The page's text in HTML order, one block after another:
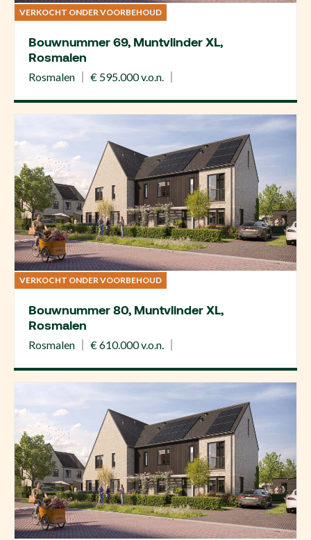
VERKOCHT ONDER VOORBEHOUD
Bouwnummer 69, Muntvlinder XL,
Rosmalen
Rosmalen € 595.000 v.o.n.
VERKOCHT ONDER VOORBEHOUD
Bouwnummer 80, Muntvlinder XL,
Rosmalen
Rosmalen € 610.000 v.o.n.